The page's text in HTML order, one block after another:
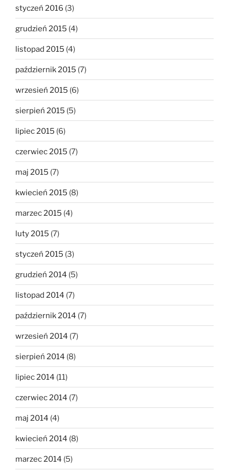
styczeń 2016 (3)
grudzień 2015 (4)
listopad 2015 (4)
październik 2015 (7)
wrzesień 2015 (6)
sierpień 2015 (5)
lipiec 2015 (6)
czerwiec 2015 (7)
maj 2015 (7)
kwiecień 2015 (8)
marzec 2015 (4)
luty 2015 (7)
styczeń 2015 (3)
grudzień 2014 (5)
listopad 2014 (7)
październik 2014 (7)
wrzesień 2014 (7)
sierpień 2014 (8)
lipiec 2014 (11)
czerwiec 2014 (7)
maj 2014 (4)
kwiecień 2014 (8)
marzec 2014 (5)